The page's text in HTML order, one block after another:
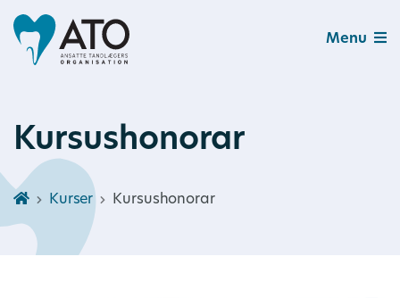
Menu
Kursushonorar
Kurser Kursushonorar